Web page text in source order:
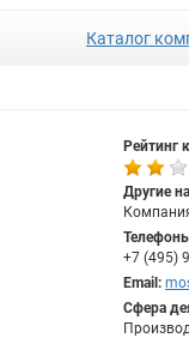
Каталог
Рейтинг
Другие
+7 (495)
Email:
Сфера